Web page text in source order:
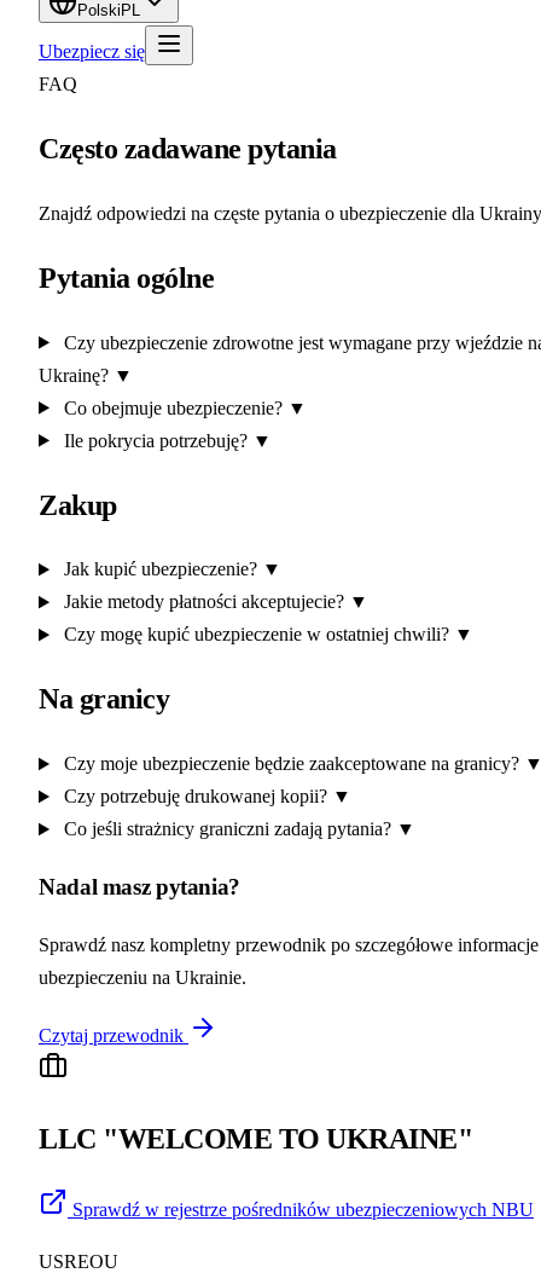
Polski PL
Ubezpiecz się
FAQ
Często zadawane pytania
Znajdź odpowiedzi na częste pytania o ubezpieczenie dla
Pytania ogólne
Czy ubezpieczenie zdrowotne jest wymagane przy wjeździe
Ukrainę? ▼
Co obejmuje ubezpieczenie? ▼
Ile pokrycia potrzebuję? ▼
Zakup
Jak kupić ubezpieczenie? ▼
Jakie metody płatności akceptujecie? ▼
Czy mogę kupić ubezpieczenie w ostatniej chwili? ▼
Na granicy
Czy moje ubezpieczenie będzie zaakceptowane na granicy?
Czy potrzebuję drukowanej kopii? ▼
Co jeśli strażnicy graniczni zadają pytania? ▼
Nadal masz pytania?
Sprawdź nasz kompletny przewodnik po szczegółowe
ubezpieczeniu na Ukrainie.
Czytaj przewodnik
LLC "WELCOME TO UKRAINE"
Sprawdź w rejestrze pośredników ubezpieczeniowych NBU
USREOU